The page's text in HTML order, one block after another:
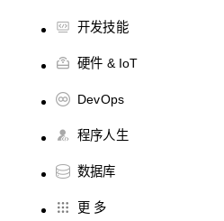
开发技能
硬件 & IoT
DevOps
程序人生
数据库
更 多